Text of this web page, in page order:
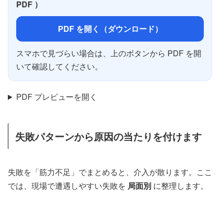
PDF ）
PDF を開く（ダウンロード）
スマホで見づらい場合は、上のボタンから PDF を開
いて確認してください。
PDF プレビューを開く
失敗パターンから原因の当たりを付けます
失敗を「筋力不足」でまとめると、介入が散ります。ここ
では、現場で遭遇しやすい失敗を 局面別 に整理します。